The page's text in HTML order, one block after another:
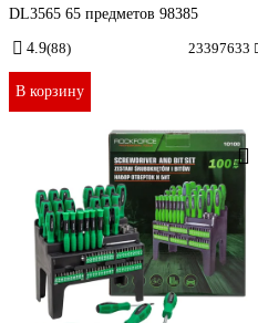
DL3565 65 предметов 98385
4.9(88) 23397633
В корзину